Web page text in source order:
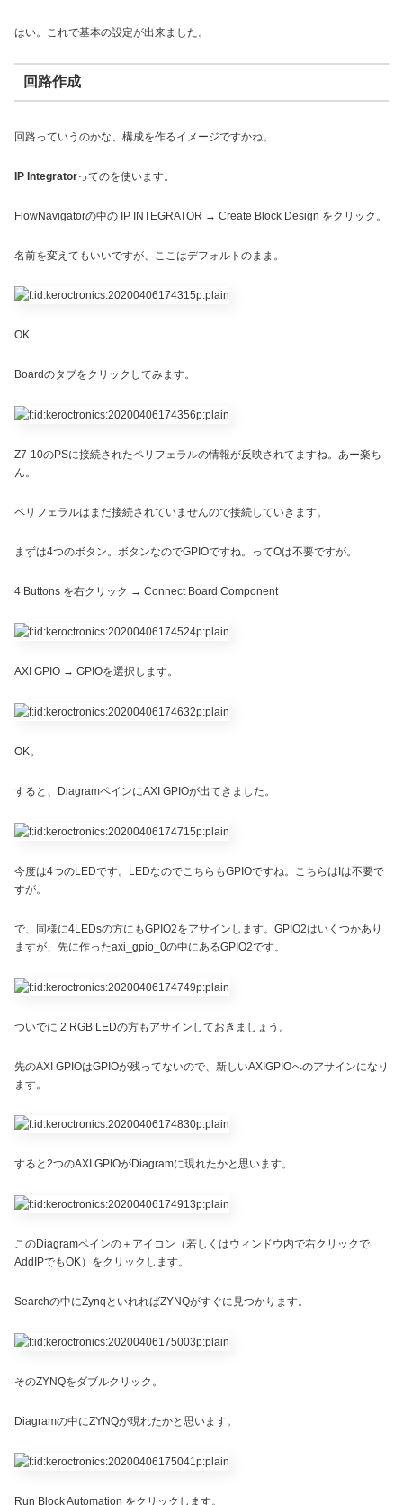
はい。これで基本の設定が出来ました。
回路作成
回路っていうのかな、構成を作るイメージですかね。
IP Integratorってのを使います。
FlowNavigatorの中の IP INTEGRATOR → Create Block Design をクリック。
名前を変えてもいいですが、ここはデフォルトのまま。
OK
Boardのタブをクリックしてみます。
Z7-10のPSに接続されたペリフェラルの情報が反映されてますね。あー楽ち
ん。
ペリフェラルはまだ接続されていませんので接続していきます。
まずは4つのボタン。ボタンなのでGPIOですね。ってOは不要ですが。
4 Buttons を右クリック → Connect Board Component
AXI GPIO → GPIOを選択します。
OK。
すると、DiagramペインにAXI GPIOが出てきました。
今度は4つのLEDです。LEDなのでこちらもGPIOですね。こちらはIは不要で
すが。
で、同様に4LEDsの方にもGPIO2をアサインします。GPIO2はいくつかあり
ますが、先に作ったaxi_gpio_0の中にあるGPIO2です。
ついでに 2 RGB LEDの方もアサインしておきましょう。
先のAXI GPIOはGPIOが残ってないので、新しいAXIGPIOへのアサインになり
ます。
すると2つのAXI GPIOがDiagramに現れたかと思います。
このDiagramペインの＋アイコン（若しくはウィンドウ内で右クリックで
AddIPでもOK）をクリックします。
Searchの中にZynqといれればZYNQがすぐに見つかります。
そのZYNQをダブルクリック。
Diagramの中にZYNQが現れたかと思います。
Run Block Automation をクリックします。